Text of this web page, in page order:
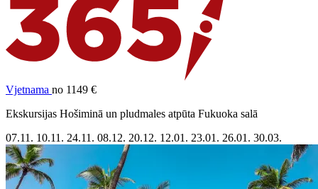
Vjetnama no 1149 €
Ekskursijas Hošiminā un pludmales atpūta Fukuoka salā
07.11. 10.11. 24.11. 08.12. 20.12. 12.01. 23.01. 26.01. 30.03.